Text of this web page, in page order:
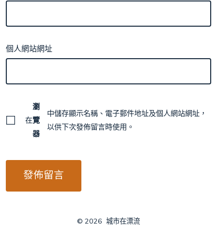
個人網站網址
在
瀏
覽
器
中儲存顯示名稱、電子郵件地址及個人網站網址，
以供下次發佈留言時使用。
© 2026 城市在漂流